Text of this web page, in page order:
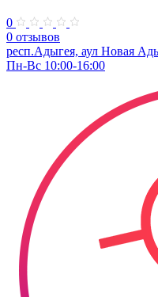
0
0 отзывов
респ.Адыгея, аул Новая
Пн-Вс 10:00-16:00